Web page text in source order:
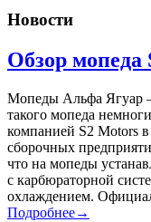
Новости
Обзор мопеда
Мопеды Альфа Ягуар –
такого мопеда
компанией S2 Motors
сборочных
что на мопеды
с карбюраторной
охлаждением.
Подробнее→